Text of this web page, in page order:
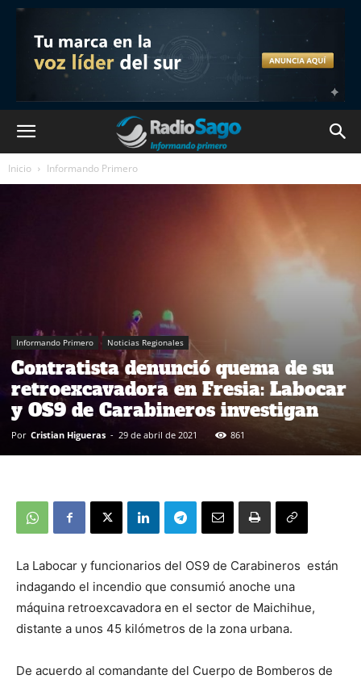
Inicio Informando Primero
Informando Primero Noticias Regionales
Contratista denunció quema de su
retroexcavadora en Fresia: Labocar
y OS9 de Carabineros investigan
Por Cristian Higueras - 29 de abril de 2021 861
La Labocar y funcionarios del OS9 de Carabineros están
indagando el incendio que consumió anoche una
máquina retroexcavadora en el sector de Maichihue,
distante a unos 45 kilómetros de la zona urbana.
De acuerdo al comandante del Cuerpo de Bomberos de